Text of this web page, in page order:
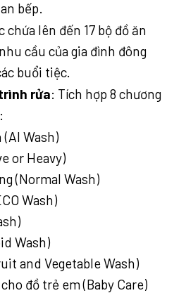
bếp.
chứa lên đến 17 bộ đồ ăn
cầu của gia đình đông
buổi tiệc.
rửa: Tích hợp 8 chương
Wash)
or Heavy)
(Normal Wash)
Wash)
Wash)
and Vegetable Wash)
đồ trẻ em (Baby Care)